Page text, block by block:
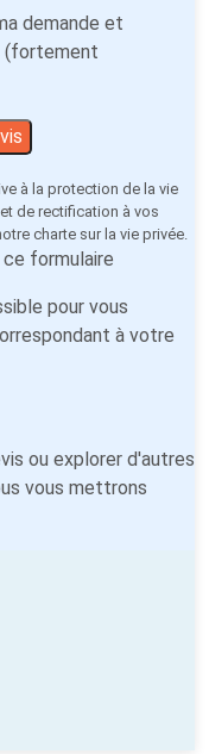
demande et
(fortement
à la protection de la vie
de rectification à vos
charte sur la vie privée.
formulaire
pour vous
à votre
ou explorer d'autres
vous mettrons